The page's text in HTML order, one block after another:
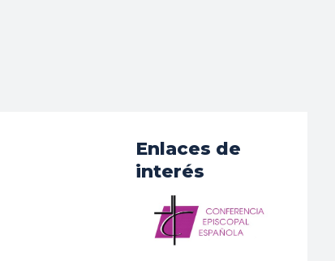
Enlaces de
interés